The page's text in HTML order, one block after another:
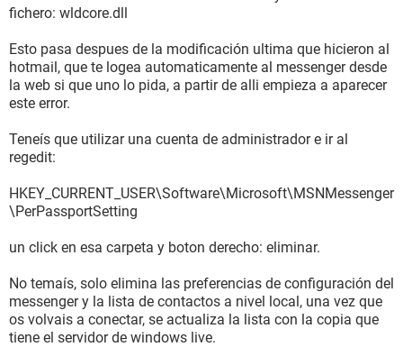
fichero: wldcore.dll
Esto pasa despues de la modificación ultima que hicieron al
hotmail, que te logea automaticamente al messenger desde
la web si que uno lo pida, a partir de alli empieza a aparecer
este error.
Teneís que utilizar una cuenta de administrador e ir al
regedit:
HKEY_CURRENT_USER\Software\Microsoft\MSNMessenger
\PerPassportSetting
un click en esa carpeta y boton derecho: eliminar.
No temaís, solo elimina las preferencias de configuración del
messenger y la lista de contactos a nivel local, una vez que
os volvais a conectar, se actualiza la lista con la copia que
tiene el servidor de windows live.